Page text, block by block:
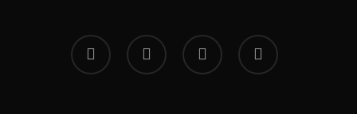
twitter facebook
google-
plus
yelp